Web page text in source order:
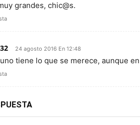
grandes, chic@s.
24 agosto 2016 En 12:48
tiene lo que se merece, aunque